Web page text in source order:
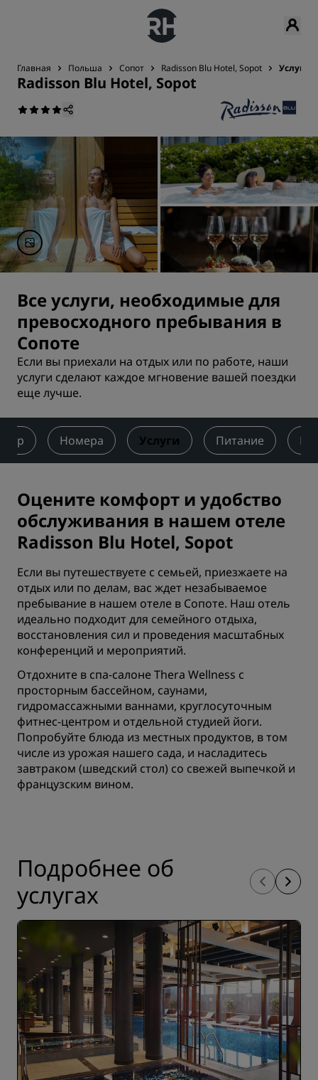
Главная Польша Сопот Radisson Blu Hotel, Sopot Услуги
Radisson Blu Hotel, Sopot
Все услуги, необходимые для
превосходного пребывания в
Сопоте
Если вы приехали на отдых или по работе, наши
услуги сделают каждое мгновение вашей поездки
еще лучше.
Номера Услуги Питание
Оцените комфорт и удобство
обслуживания в нашем отеле
Radisson Blu Hotel, Sopot
Если вы путешествуете с семьей, приезжаете на
отдых или по делам, вас ждет незабываемое
пребывание в нашем отеле в Сопоте. Наш отель
идеально подходит для семейного отдыха,
восстановления сил и проведения масштабных
конференций и мероприятий.
Отдохните в спа-салоне Thera Wellness с
просторным бассейном, саунами,
гидромассажными ваннами, круглосуточным
фитнес-центром и отдельной студией йоги.
Попробуйте блюда из местных продуктов, в том
числе из урожая нашего сада, и насладитесь
завтраком (шведский стол) со свежей выпечкой и
французским вином.
Подробнее об
услугах